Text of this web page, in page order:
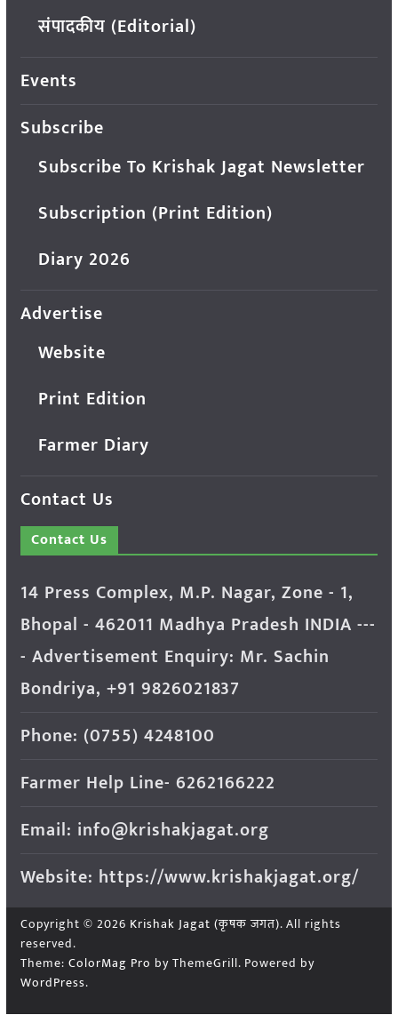
संपादकीय (Editorial)
Events
Subscribe
Subscribe To Krishak Jagat Newsletter
Subscription (Print Edition)
Diary 2026
Advertise
Website
Print Edition
Farmer Diary
Contact Us
Contact Us
14 Press Complex, M.P. Nagar, Zone - 1,
Bhopal - 462011 Madhya Pradesh INDIA ---
- Advertisement Enquiry: Mr. Sachin
Bondriya, +91 9826021837
Phone: (0755) 4248100
Farmer Help Line- 6262166222
Email: info@krishakjagat.org
Website: https://www.krishakjagat.org/
Copyright © 2026 Krishak Jagat (कृषक जगत). All rights
reserved.
Theme: ColorMag Pro by ThemeGrill. Powered by
WordPress.